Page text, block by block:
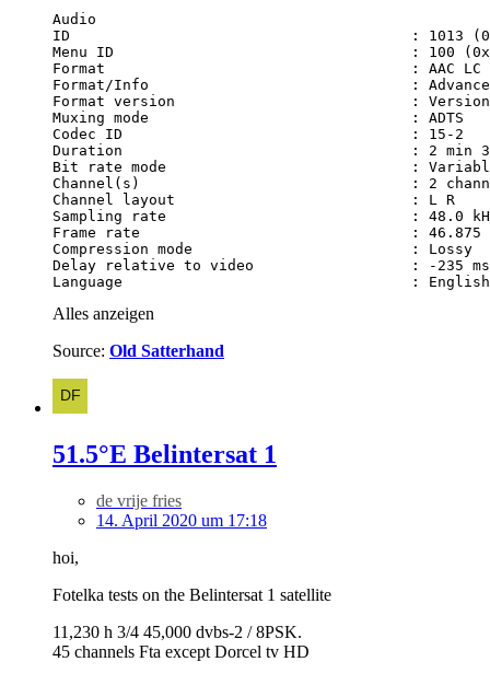
Language                                 : English
Alles anzeigen
Source: Old Satterhand
51.5°E Belintersat 1
de vrije fries
14. April 2020 um 17:18
hoi,
Fotelka tests on the Belintersat 1 satellite
11,230 h 3/4 45,000 dvbs-2 / 8PSK.
45 channels Fta except Dorcel tv HD